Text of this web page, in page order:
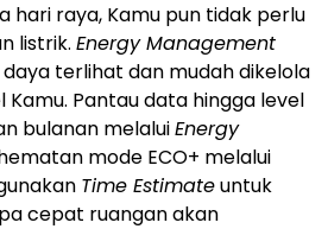
hari raya, Kamu pun tidak perlu
listrik. Energy Management
terlihat dan mudah dikelola
Kamu. Pantau data hingga level
bulanan melaluiEnergy
mode ECO+ melalui
Time Estimateuntuk
cepat ruangan akan